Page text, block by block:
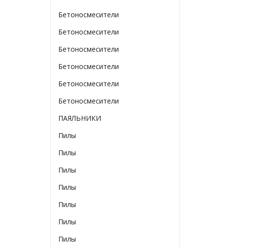
Бетоносмесители
Бетоносмесители
Бетоносмесители
Бетоносмесители
Бетоносмесители
Бетоносмесители
ПАЯЛЬНИКИ
Пилы
Пилы
Пилы
Пилы
Пилы
Пилы
Пилы